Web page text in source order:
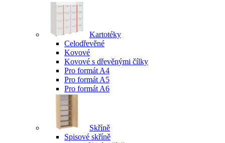
Kartotéky
Celodřevěné
Kovové
Kovové s dřevěnými čílky
Pro formát A4
Pro formát A5
Pro formát A6
Skříně
Spisové skříně